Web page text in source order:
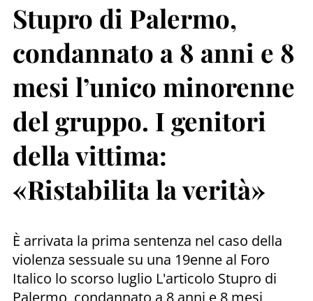
Stupro di Palermo,
condannato a 8 anni e 8
mesi l’unico minorenne
del gruppo. I genitori
della vittima:
«Ristabilita la verità»
È arrivata la prima sentenza nel caso della
violenza sessuale su una 19enne al Foro
Italico lo scorso luglio L'articolo Stupro di
Palermo, condannato a 8 anni e 8 mesi